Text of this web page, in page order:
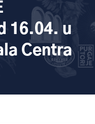
16.04. u
Centra